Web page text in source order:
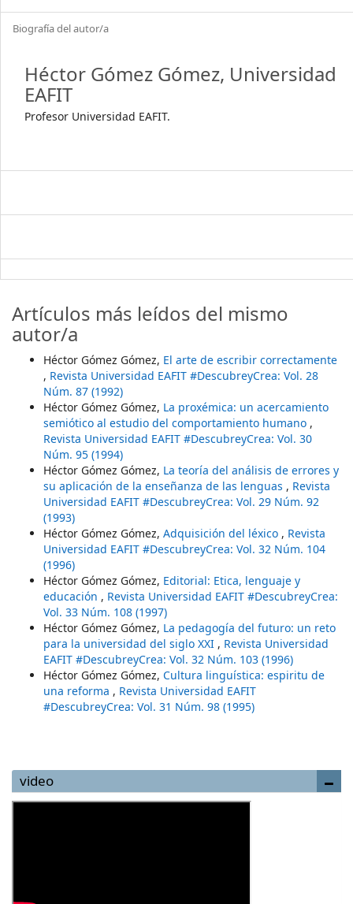
Biografía del autor/a
Héctor Gómez Gómez, Universidad
EAFIT
Profesor Universidad EAFIT.
Artículos más leídos del mismo
autor/a
Héctor Gómez Gómez, El arte de escribir correctamente
, Revista Universidad EAFIT #DescubreyCrea: Vol. 28
Núm. 87 (1992)
Héctor Gómez Gómez, La proxémica: un acercamiento
semiótico al estudio del comportamiento humano ,
Revista Universidad EAFIT #DescubreyCrea: Vol. 30
Núm. 95 (1994)
Héctor Gómez Gómez, La teoría del análisis de errores y
su aplicación de la enseñanza de las lenguas , Revista
Universidad EAFIT #DescubreyCrea: Vol. 29 Núm. 92
(1993)
Héctor Gómez Gómez, Adquisición del léxico , Revista
Universidad EAFIT #DescubreyCrea: Vol. 32 Núm. 104
(1996)
Héctor Gómez Gómez, Editorial: Etica, lenguaje y
educación , Revista Universidad EAFIT #DescubreyCrea:
Vol. 33 Núm. 108 (1997)
Héctor Gómez Gómez, La pedagogía del futuro: un reto
para la universidad del siglo XXI , Revista Universidad
EAFIT #DescubreyCrea: Vol. 32 Núm. 103 (1996)
Héctor Gómez Gómez, Cultura linguística: espiritu de
una reforma , Revista Universidad EAFIT
#DescubreyCrea: Vol. 31 Núm. 98 (1995)
video